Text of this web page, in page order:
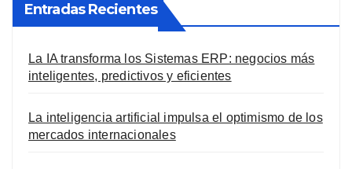
Entradas Recientes
La IA transforma los Sistemas ERP: negocios más
inteligentes, predictivos y eficientes
La inteligencia artificial impulsa el optimismo de los
mercados internacionales